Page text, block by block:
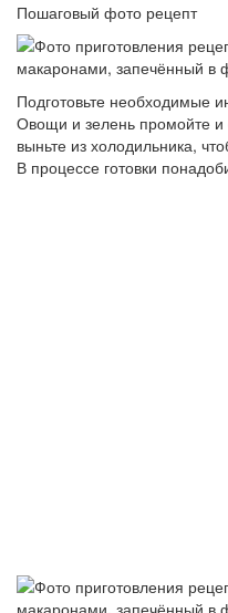
Пошаговый фото рецепт
Подготовьте необходимые
Овощи и зелень промойте
выньте из холодильника,
В процессе готовки